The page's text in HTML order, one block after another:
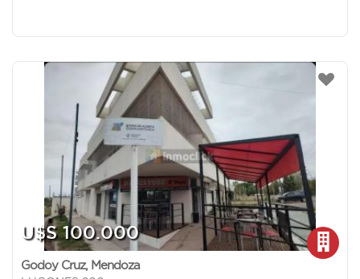
U$S 100.000
Godoy Cruz, Mendoza